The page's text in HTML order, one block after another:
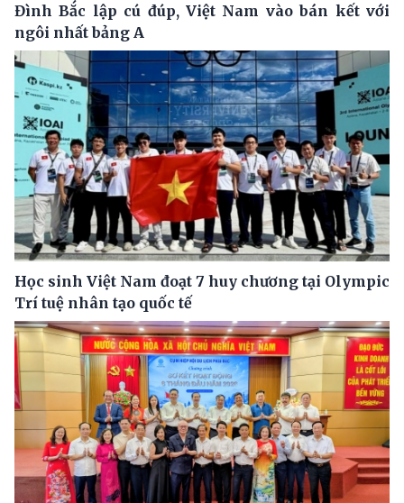
Đình Bắc lập cú đúp, Việt Nam vào bán kết với
ngôi nhất bảng A
Học sinh Việt Nam đoạt 7 huy chương tại Olympic
Trí tuệ nhân tạo quốc tế